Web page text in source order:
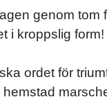
genom
i kroppslig form!
ordet för